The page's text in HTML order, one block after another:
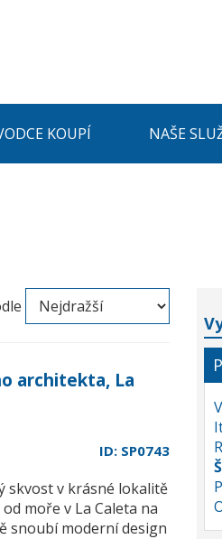
KOUPÍ NAŠE
architekta, La
ID: SP0743
skvost v krásné lokalitě
moře v La Caleta na
snoubí moderní design